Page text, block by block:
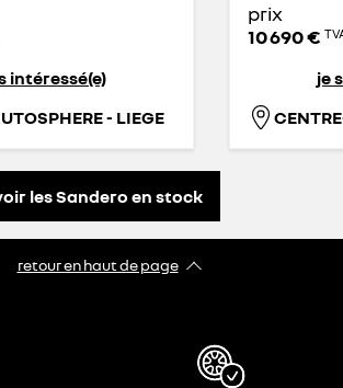
intéressé(e)
- LIEGE
prix
10 690 €
je
les Sandero en stock
retour en haut de page​